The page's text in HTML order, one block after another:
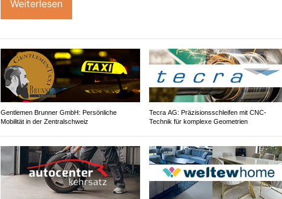
Weiterlesen
Gentlemen Brunner GmbH: Persönliche
Mobilität in der Zentralschweiz
Tecra AG: Präzisionsschleifen mit CNC-
Technik für komplexe Geometrien